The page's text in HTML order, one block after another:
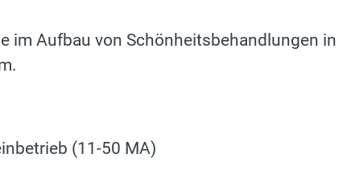
im Aufbau von Schönheitsbehandlungen in
(11-50 MA)